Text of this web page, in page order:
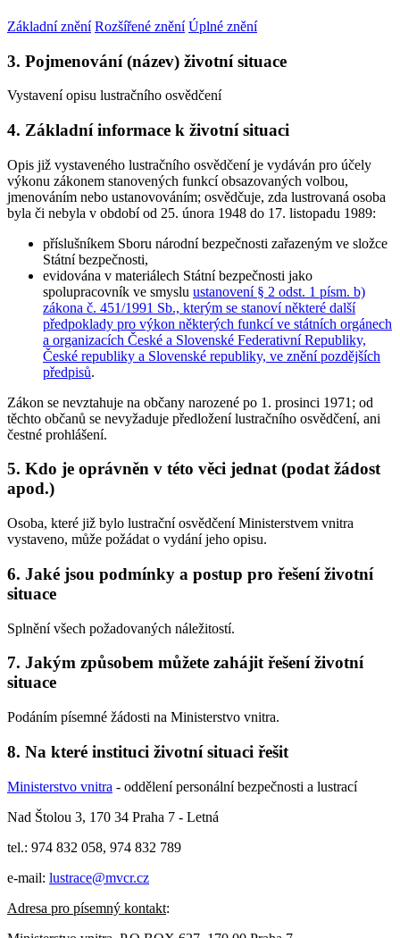
Základní znění Rozšířené znění Úplné znění
3. Pojmenování (název) životní situace
Vystavení opisu lustračního osvědčení
4. Základní informace k životní situaci
Opis již vystaveného lustračního osvědčení je vydáván pro účely
výkonu zákonem stanovených funkcí obsazovaných volbou,
jmenováním nebo ustanovováním; osvědčuje, zda lustrovaná osoba
byla či nebyla v období od 25. února 1948 do 17. listopadu 1989:
příslušníkem Sboru národní bezpečnosti zařazeným ve složce
Státní bezpečnosti,
evidována v materiálech Státní bezpečnosti jako
spolupracovník ve smyslu ustanovení § 2 odst. 1 písm. b)
zákona č. 451/1991 Sb., kterým se stanoví některé další
předpoklady pro výkon některých funkcí ve státních orgánech
a organizacích České a Slovenské Federativní Republiky,
České republiky a Slovenské republiky, ve znění pozdějších
předpisů.
Zákon se nevztahuje na občany narozené po 1. prosinci 1971; od
těchto občanů se nevyžaduje předložení lustračního osvědčení, ani
čestné prohlášení.
5. Kdo je oprávněn v této věci jednat (podat žádost
apod.)
Osoba, které již bylo lustrační osvědčení Ministerstvem vnitra
vystaveno, může požádat o vydání jeho opisu.
6. Jaké jsou podmínky a postup pro řešení životní
situace
Splnění všech požadovaných náležitostí.
7. Jakým způsobem můžete zahájit řešení životní
situace
Podáním písemné žádosti na Ministerstvo vnitra.
8. Na které instituci životní situaci řešit
Ministerstvo vnitra - oddělení personální bezpečnosti a lustrací
Nad Štolou 3, 170 34 Praha 7 - Letná
tel.: 974 832 058, 974 832 789
e-mail: lustrace@mvcr.cz
Adresa pro písemný kontakt: